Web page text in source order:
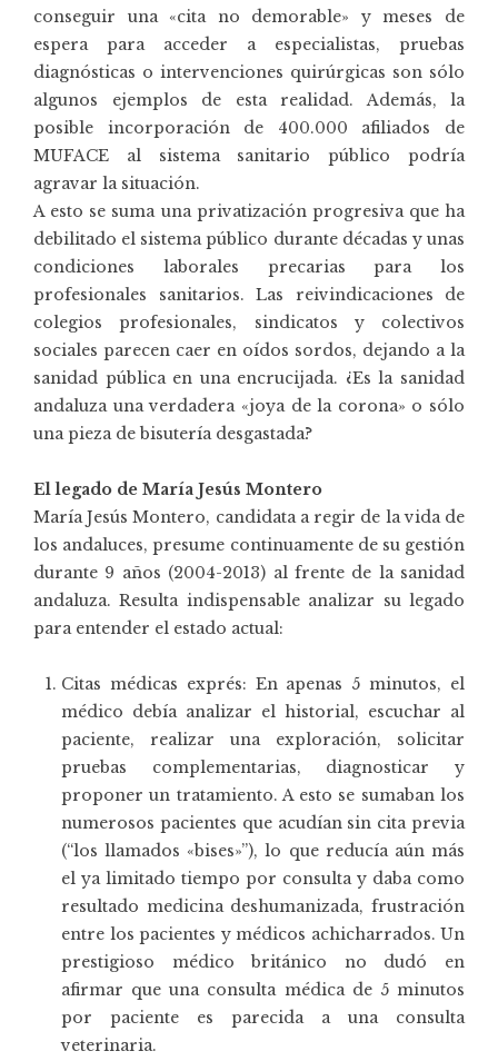
conseguir una «cita no demorable» y meses de
espera para acceder a especialistas, pruebas
diagnósticas o intervenciones quirúrgicas son sólo
algunos ejemplos de esta realidad. Además, la
posible incorporación de 400.000 afiliados de
MUFACE al sistema sanitario público podría
agravar la situación.
A esto se suma una privatización progresiva que ha
debilitado el sistema público durante décadas y unas
condiciones laborales precarias para los
profesionales sanitarios. Las reivindicaciones de
colegios profesionales, sindicatos y colectivos
sociales parecen caer en oídos sordos, dejando a la
sanidad pública en una encrucijada. ¿Es la sanidad
andaluza una verdadera «joya de la corona» o sólo
una pieza de bisutería desgastada?
El legado de María Jesús Montero
María Jesús Montero, candidata a regir de la vida de
los andaluces, presume continuamente de su gestión
durante 9 años (2004-2013) al frente de la sanidad
andaluza. Resulta indispensable analizar su legado
para entender el estado actual:
Citas médicas exprés: En apenas 5 minutos, el
médico debía analizar el historial, escuchar al
paciente, realizar una exploración, solicitar
pruebas complementarias, diagnosticar y
proponer un tratamiento. A esto se sumaban los
numerosos pacientes que acudían sin cita previa
(“los llamados «bises»”), lo que reducía aún más
el ya limitado tiempo por consulta y daba como
resultado medicina deshumanizada, frustración
entre los pacientes y médicos achicharrados. Un
prestigioso médico británico no dudó en
afirmar que una consulta médica de 5 minutos
por paciente es parecida a una consulta
veterinaria.